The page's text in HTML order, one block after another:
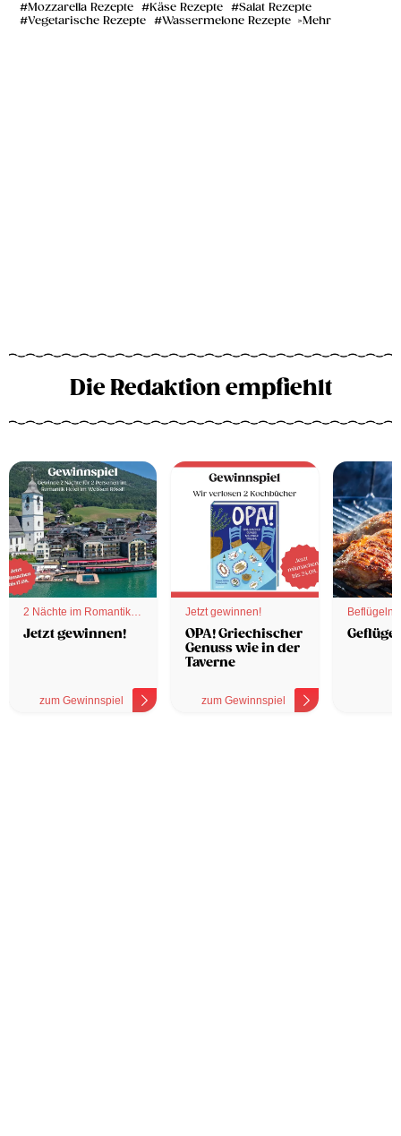
Mozzarella Rezepte Käse Rezepte
Salat Rezepte
Vegetarische Rezepte
Wassermelone Rezepte Mehr
Die Redaktion empfiehlt
2 Nächte im Romantik
Hotel
Jetzt gewinnen!
zum Gewinnspiel
Jetzt gewinnen!
OPA! Griechischer
Genuss wie in der
Taverne
zum Gewinnspiel